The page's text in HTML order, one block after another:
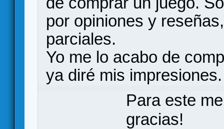
por opiniones y
parciales.
Yo me lo acabo de
ya diré mis impresiones.
Para este
gracias!